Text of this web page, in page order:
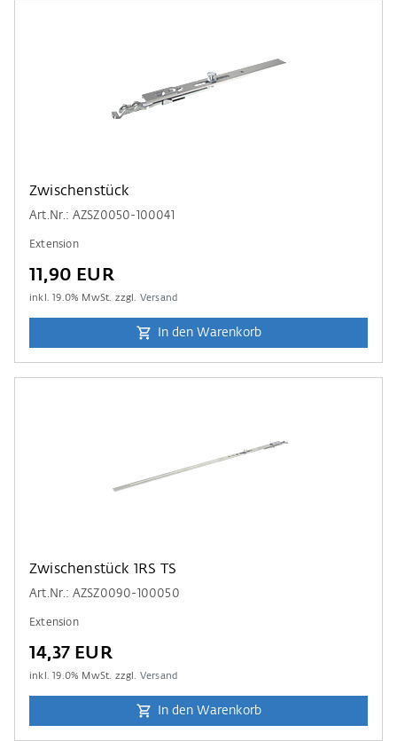
Zwischenstück
Art.Nr.: AZSZ0050-100041
Extension
11,90 EUR
inkl.19.0% MwSt. zzgl. Versand
In den Warenkorb
Zwischenstück 1RS TS
Art.Nr.: AZSZ0090-100050
Extension
14,37 EUR
inkl.19.0% MwSt. zzgl. Versand
In den Warenkorb